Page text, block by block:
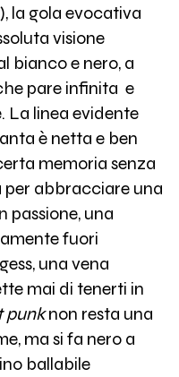
la gola evocativa
visione
bianco e nero, a
pare infinita e
La linea evidente
è netta e ben
memoria senza
per abbracciare una
passione, una
fuori
una vena
mai di tenerti in
punknon resta una
ma si fa nero a
ballabile